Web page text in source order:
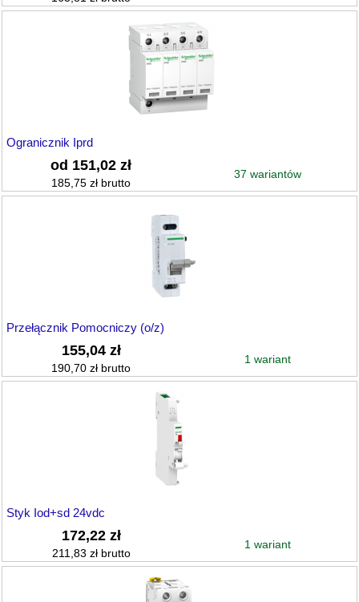
Ogranicznik Iprd
od 151,02 zł
185,75 zł brutto
37 wariantów
Przełącznik Pomocniczy (o/z)
155,04 zł
190,70 zł brutto
1 wariant
Styk Iod+sd 24vdc
172,22 zł
211,83 zł brutto
1 wariant